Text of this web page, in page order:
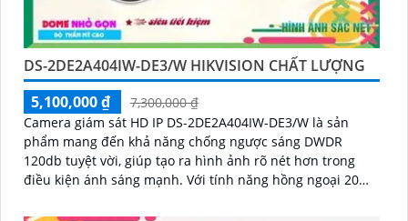
DS-2DE2A404IW-DE3/W HIKVISION CHẤT LƯỢNG
5,100,000 ₫
7,300,000 ₫
Camera giám sát HD IP DS-2DE2A404IW-DE3/W là sản
phẩm mang đến khả năng chống ngược sáng DWDR
120db tuyệt vời, giúp tạo ra hình ảnh rõ nét hơn trong
điều kiện ánh sáng mạnh. Với tính năng hồng ngoại 20m,